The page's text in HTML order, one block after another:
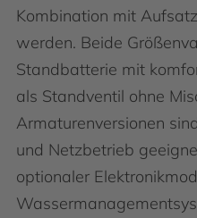
Kombination mit
werden. Beide
Standbatterie mit
als Standventil ohne
Armaturenversionen
und Netzbetrieb
optionaler